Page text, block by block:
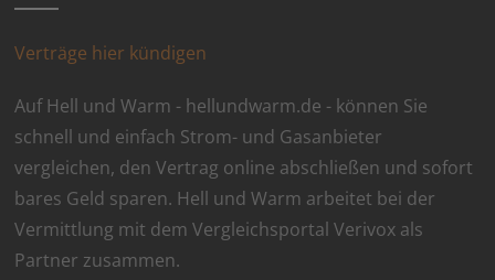
Verträge hier kündigen
Auf Hell und Warm - hellundwarm.de - können Sie
schnell und einfach Strom- und Gasanbieter
vergleichen, den Vertrag online abschließen und sofort
bares Geld sparen. Hell und Warm arbeitet bei der
Vermittlung mit dem Vergleichsportal Verivox als
Partner zusammen.